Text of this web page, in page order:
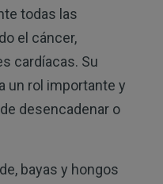
todas las
el cáncer,
cardíacas. Su
un rol importante y
desencadenar o
bayas y hongos